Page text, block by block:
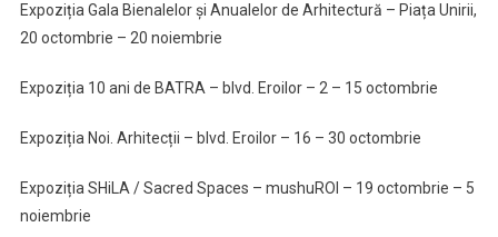
Expoziția Gala Bienalelor și Anualelor de Arhitectură – Piața Unirii,
20 octombrie – 20 noiembrie
Expoziția 10 ani de BATRA – blvd. Eroilor – 2 – 15 octombrie
Expoziția Noi. Arhitecții – blvd. Eroilor – 16 – 30 octombrie
Expoziția SHiLA / Sacred Spaces – mushuROI – 19 octombrie – 5
noiembrie